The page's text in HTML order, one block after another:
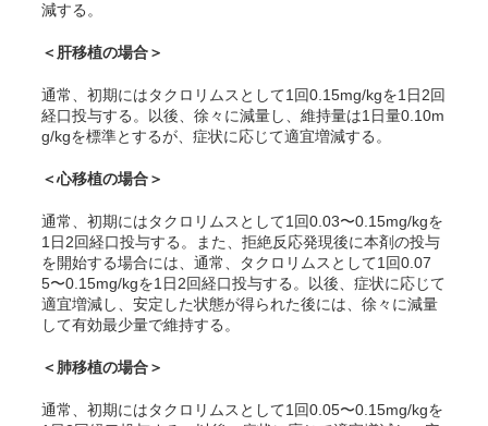
減する。
＜肝移植の場合＞
通常、初期にはタクロリムスとして1回0.15mg/kgを1日2回
経口投与する。以後、徐々に減量し、維持量は1日量0.10m
g/kgを標準とするが、症状に応じて適宜増減する。
＜心移植の場合＞
通常、初期にはタクロリムスとして1回0.03〜0.15mg/kgを
1日2回経口投与する。また、拒絶反応発現後に本剤の投与
を開始する場合には、通常、タクロリムスとして1回0.07
5〜0.15mg/kgを1日2回経口投与する。以後、症状に応じて
適宜増減し、安定した状態が得られた後には、徐々に減量
して有効最少量で維持する。
＜肺移植の場合＞
通常、初期にはタクロリムスとして1回0.05〜0.15mg/kgを